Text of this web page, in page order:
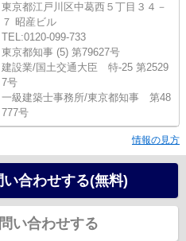
東京都江戸川区中葛西５丁目３４－
７ 昭産ビル
TEL:0120-099-733
東京都知事 (5) 第79627号
建設業/国土交通大臣 特-25 第2529
7号
一級建築士事務所/東京都知事 第48
777号
情報の見方
合わせする(無料)
い合わせする